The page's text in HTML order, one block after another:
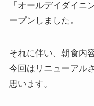
「オールデイダイニ
ープンしました。
それに伴い、朝食内
今回はリニューアル
思います。